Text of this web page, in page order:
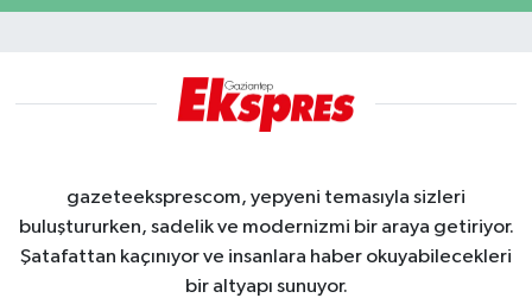
gazeteeksprescom, yepyeni temasıyla sizleri
buluştururken, sadelik ve modernizmi bir araya getiriyor.
Şatafattan kaçınıyor ve insanlara haber okuyabilecekleri
bir altyapı sunuyor.